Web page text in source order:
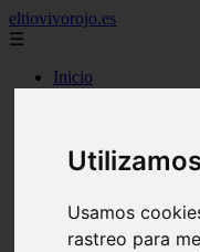
Usamos
rastreo para
eltiovivorojo.es
☰
Inicio
argentina
carnes
espana
huevos